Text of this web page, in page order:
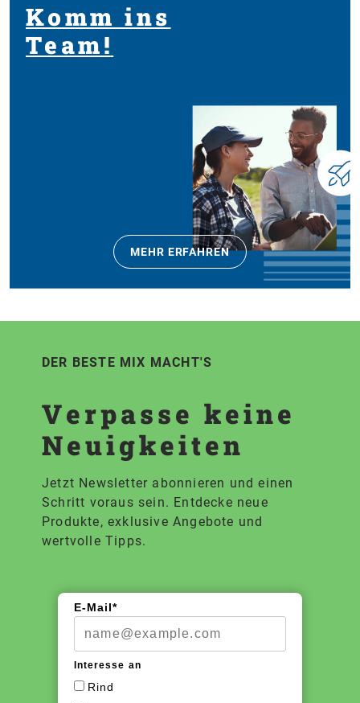
Komm ins
Team!
MEHR ERFAHREN
DER BESTE MIX MACHT'S
Verpasse keine
Neuigkeiten
Jetzt Newsletter abonnieren und einen
Schritt voraus sein. Entdecke neue
Produkte, exklusive Angebote und
wertvolle Tipps.
E-Mail*
Interesse an
Rind